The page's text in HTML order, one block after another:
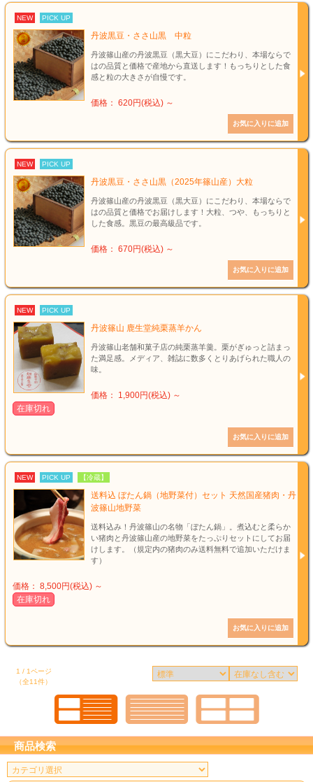
NEW PICK UP
丹波黒豆・ささ山黒 中粒
丹波篠山産の丹波黒豆（黒大豆）にこだわり、本場ならで
はの品質と価格で産地から直送します！もっちりとした食
感と粒の大きさが自慢です。
価格： 620円(税込) ～
NEW PICK UP
丹波黒豆・ささ山黒（2025年篠山産）大粒
丹波篠山産の丹波黒豆（黒大豆）にこだわり、本場ならで
はの品質と価格でお届けします！大粒、つや、もっちりと
した食感。黒豆の最高級品です。
価格： 670円(税込) ～
NEW PICK UP
丹波篠山 鹿生堂純栗蒸羊かん
丹波篠山老舗和菓子店の純栗蒸羊羹。栗がぎゅっと詰まっ
た満足感。メディア、雑誌に数多くとりあげられた職人の
味。
価格： 1,900円(税込) ～
在庫切れ
NEW PICK UP 【冷蔵】
送料込 ぼたん鍋（地野菜付）セット 天然国産猪肉・丹
波篠山地野菜
送料込み！丹波篠山の名物「ぼたん鍋」。煮込むと柔らか
い猪肉と丹波篠山産の地野菜をたっぷりセットにしてお届
けします。（規定内の猪肉のみ送料無料で追加いただけま
す）
価格： 8,500円(税込) ～
在庫切れ
1 / 1ページ
（全11件）
商品検索